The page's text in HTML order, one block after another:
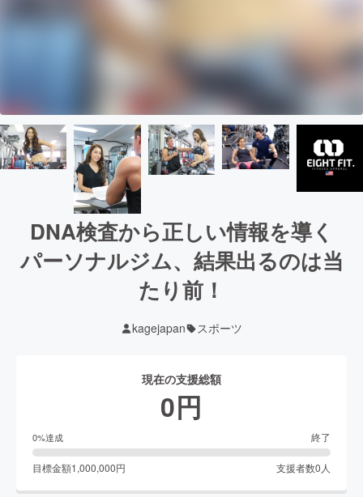
DNA検査から正しい情報を導く
パーソナルジム、結果出るのは当
たり前！
kagejapan スポーツ
現在の支援総額
0円
0%達成 終了
目標金額1,000,000円 支援者数0 人